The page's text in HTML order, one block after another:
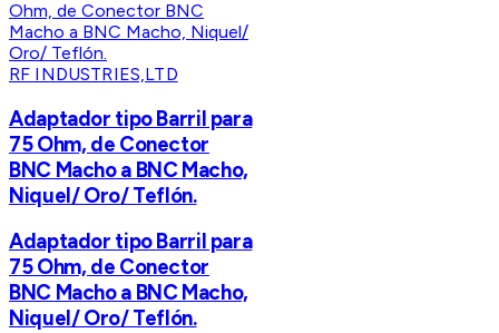
RF INDUSTRIES,LTD
Adaptador tipo Barril para
75 Ohm, de Conector
BNC Macho a BNC Macho,
Niquel/ Oro/ Teflón.
Adaptador tipo Barril para
75 Ohm, de Conector
BNC Macho a BNC Macho,
Niquel/ Oro/ Teflón.